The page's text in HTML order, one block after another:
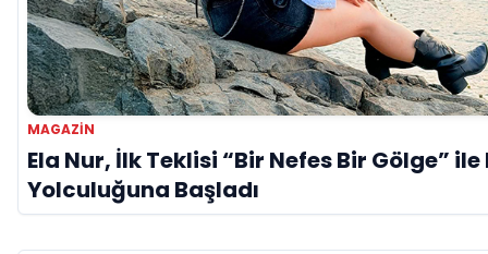
MAGAZİN
Ela Nur, İlk Teklisi “Bir Nefes Bir Gölge”
Yolculuğuna Başladı